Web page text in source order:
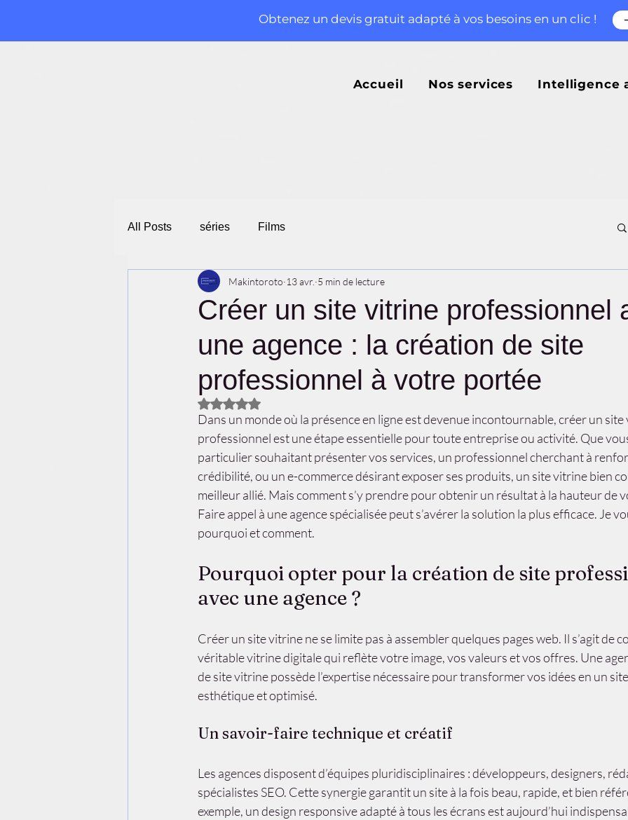
Obtenez un devis gratuit adapté à vos besoins en un clic !
Accueil Nos services Intelligence
All Posts séries Films
Créer un site vitrine professionnel
une agence : la création de site
professionnel à votre portée
Makintoroto 13 avr. 5 min de lecture
Noté NaN étoiles sur 5.
Dans un monde où la présence en ligne est devenue incontournable, créer un
professionnel est une étape essentielle pour toute entreprise ou activité. Que
particulier souhaitant présenter vos services, un professionnel cherchant à
crédibilité, ou un e-commerce désirant exposer ses produits, un site vitrine bien
meilleur allié. Mais comment s’y prendre pour obtenir un résultat à la hauteur de
Faire appel à une agence spécialisée peut s’avérer la solution la plus efficace. Je
pourquoi et comment.
Pourquoi opter pour la création de site
avec une agence ?
Créer un site vitrine ne se limite pas à assembler quelques pages web. Il s’agit de
véritable vitrine digitale qui reflète votre image, vos valeurs et vos offres. Une
de site vitrine possède l’expertise nécessaire pour transformer vos idées en un
esthétique et optimisé.
Un savoir-faire technique et créatif
Les agences disposent d’équipes pluridisciplinaires : développeurs, designers,
spécialistes SEO. Cette synergie garantit un site à la fois beau, rapide, et bien
exemple, un design responsive adapté à tous les écrans est aujourd’hui